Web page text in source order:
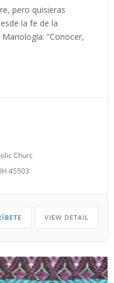
pero quisieras
la fe de la
“Conocer,
Churc
45503
VIEW DETAIL